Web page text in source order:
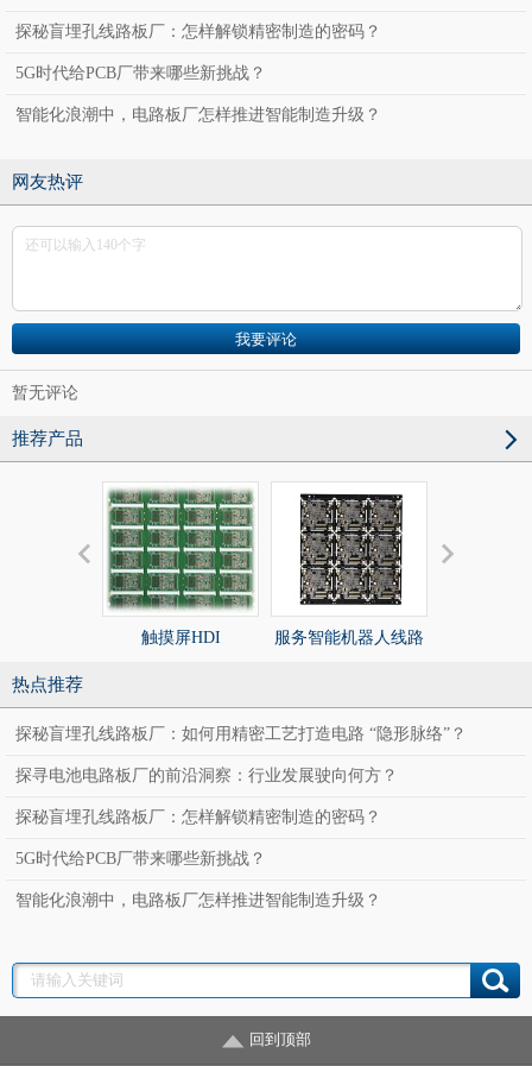
探秘盲埋孔线路板厂：怎样解锁精密制造的密码？
5G时代给PCB厂带来哪些新挑战？
智能化浪潮中，电路板厂怎样推进智能制造升级？
网友热评
暂无评论
推荐产品
触摸屏HDI 服务智能机器人线路
热点推荐
探秘盲埋孔线路板厂：如何用精密工艺打造电路 “隐形脉络”？
探寻电池电路板厂的前沿洞察：行业发展驶向何方？
探秘盲埋孔线路板厂：怎样解锁精密制造的密码？
5G时代给PCB厂带来哪些新挑战？
智能化浪潮中，电路板厂怎样推进智能制造升级？
回到顶部